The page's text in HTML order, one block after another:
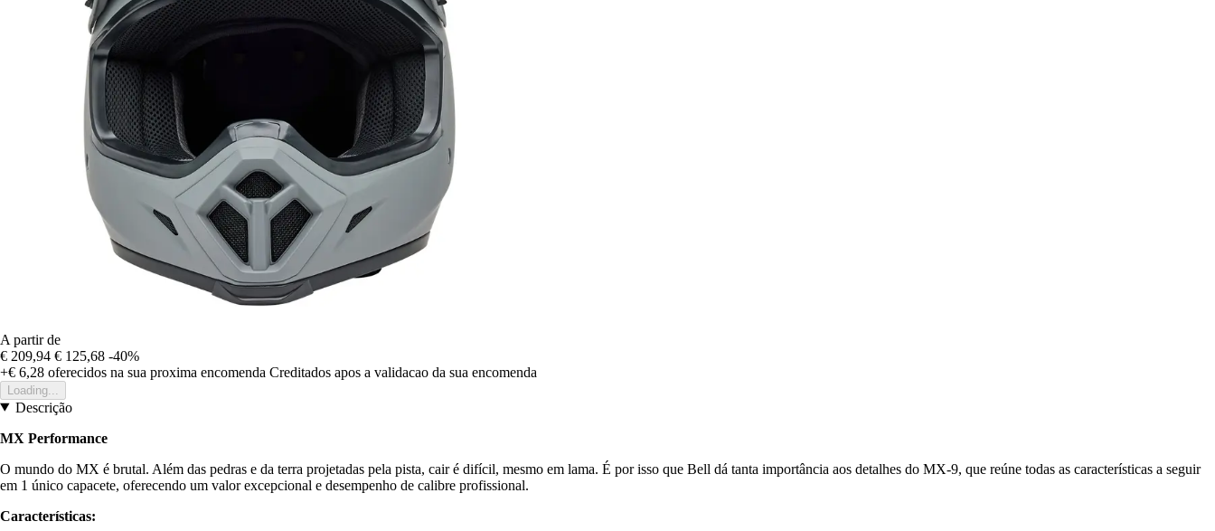
A partir de
€ 209,94 € 125,68 -40%
+€ 6,28 oferecidos na sua proxima encomenda Creditados apos a validacao da sua encomenda
Loading...
Descrição
MX Performance
O mundo do MX é brutal. Além das pedras e da terra projetadas pela pista, cair é difícil, mesmo em lama. É por isso que Bell dá tanta importância aos detalhes do MX-9, que reúne todas as características a seguir
em 1 único capacete, oferecendo um valor excepcional e desempenho de calibre profissional.
Características: